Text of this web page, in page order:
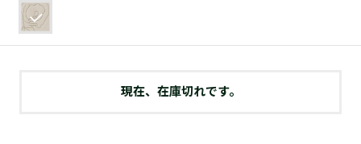
現在、在庫切れです。